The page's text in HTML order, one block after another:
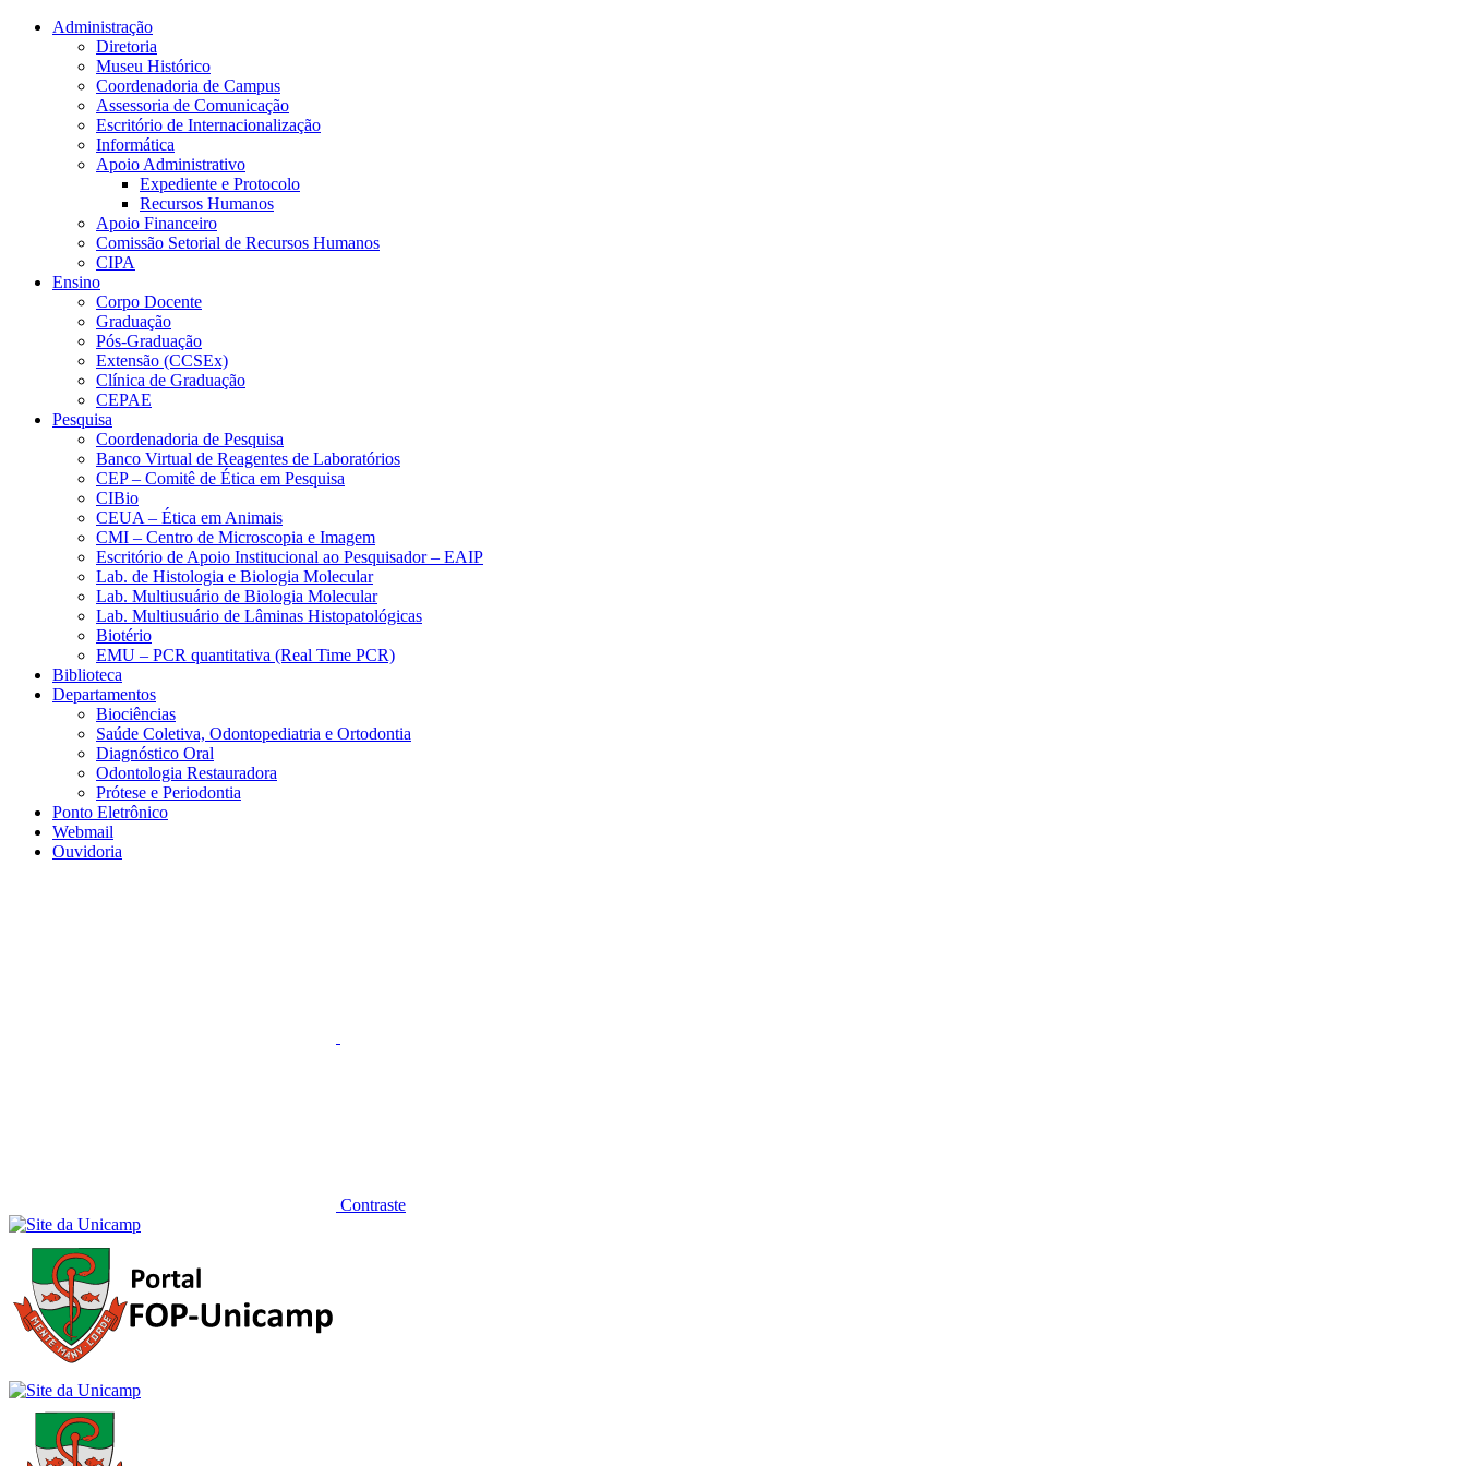
Conteúdo principal Menu principal
Administração
Diretoria
Museu Histórico
Coordenadoria de Campus
Assessoria de Comunicação
Escritório de Internacionalização
Informática
Apoio Administrativo
Expediente e Protocolo
Recursos Humanos
Apoio Financeiro
Comissão Setorial de Recursos Humanos
CIPA
Ensino
Corpo Docente
Graduação
Pós-Graduação
Extensão (CCSEx)
Clínica de Graduação
CEPAE
Pesquisa
Coordenadoria de Pesquisa
Banco Virtual de Reagentes de Laboratórios
CEP – Comitê de Ética em Pesquisa
CIBio
CEUA – Ética em Animais
CMI – Centro de Microscopia e Imagem
Escritório de Apoio Institucional ao Pesquisador – EAIP
Lab. de Histologia e Biologia Molecular
Lab. Multiusuário de Biologia Molecular
Lab. Multiusuário de Lâminas Histopatológicas
Biotério
EMU – PCR quantitativa (Real Time PCR)
Biblioteca
Departamentos
Biociências
Saúde Coletiva, Odontopediatria e Ortodontia
Diagnóstico Oral
Odontologia Restauradora
Prótese e Periodontia
Ponto Eletrônico
Webmail
Ouvidoria
Contraste